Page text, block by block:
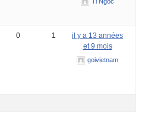
0 1
il y a 13 années
et 9 mois
goivietnam